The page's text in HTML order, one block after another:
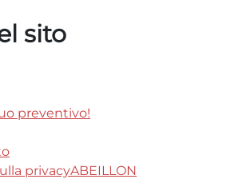
sito
preventivo!
privacyABEILLON